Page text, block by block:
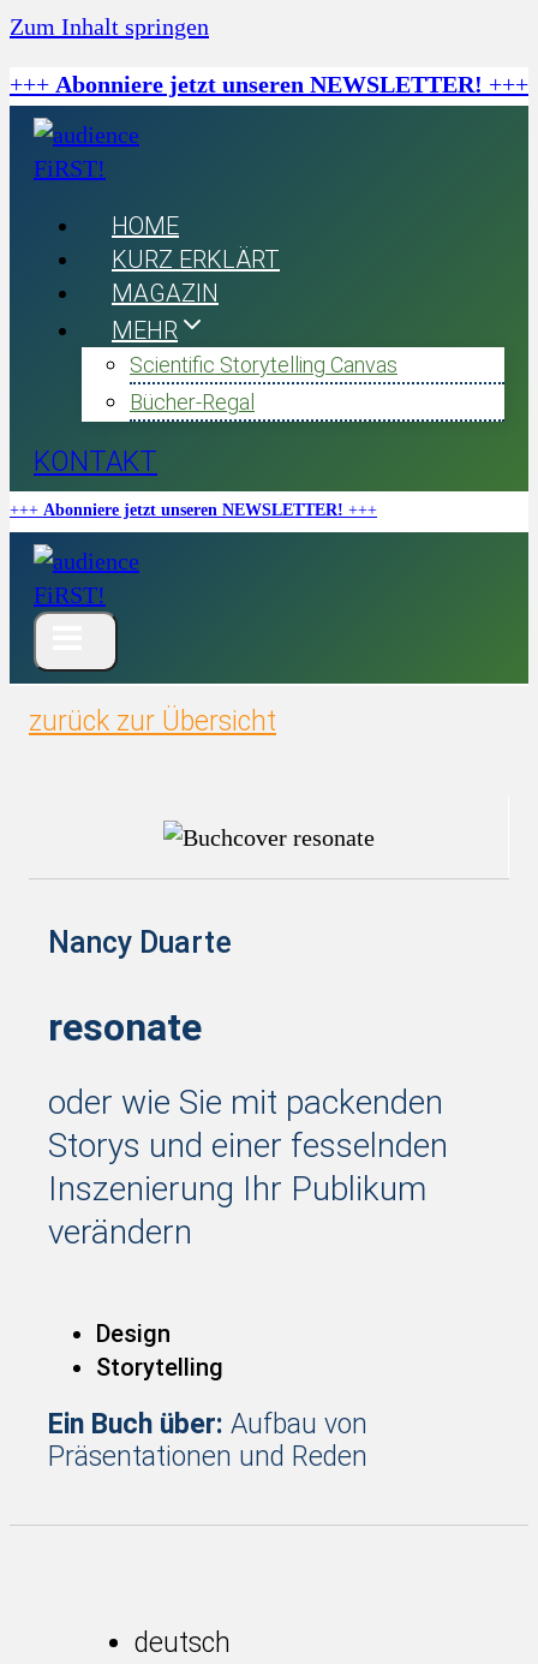
Zum Inhalt springen
+++ Abonniere jetzt unseren NEWSLETTER! +++
HOME
KURZ ERKLÄRT
MAGAZIN
MEHR
Scientific Storytelling Canvas
Bücher-Regal
KONTAKT
+++ Abonniere jetzt unseren NEWSLETTER! +++
zurück zur Übersicht
Nancy Duarte
resonate
oder wie Sie mit packenden
Storys und einer fesselnden
Inszenierung Ihr Publikum
verändern
Design
Storytelling
Ein Buch über: Aufbau von
Präsentationen und Reden
deutsch